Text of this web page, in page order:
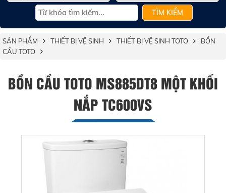
TÌM KIẾM
SẢN PHẨM THIẾT BỊ VỆ SINH THIẾT BỊ VỆ SINH TOTO
BỒN
CẦU TOTO
BỒN CẦU TOTO MS885DT8 MỘT KHỐI
NẮP TC600VS